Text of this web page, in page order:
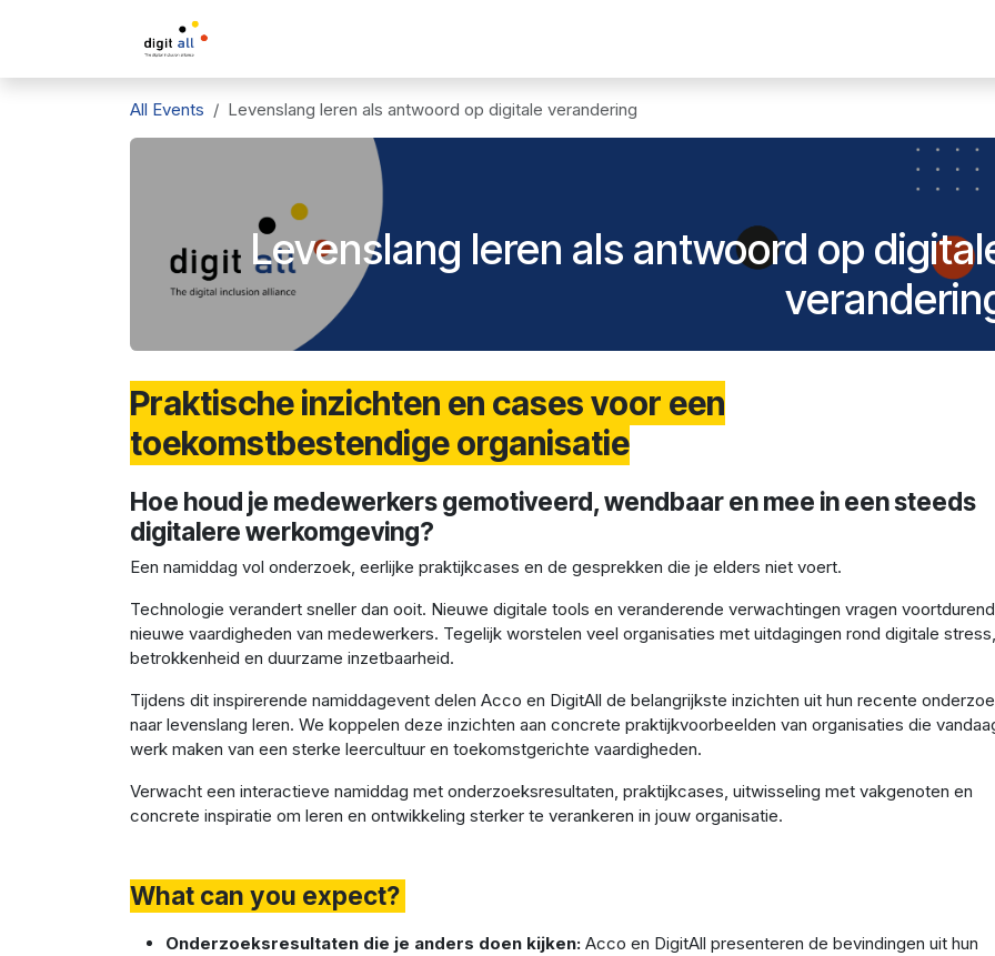
All Events Levenslang leren als antwoord op digitale verandering
Levenslang leren als antwoord op
Praktische inzichten en cases voor een
toekomstbestendige organisatie
Hoe houd je medewerkers gemotiveerd, wendbaar en mee in een steeds
digitalere werkomgeving?
Een namiddag vol onderzoek, eerlijke praktijkcases en de gesprekken die je elders niet voert.
Technologie verandert sneller dan ooit. Nieuwe digitale tools en veranderende verwachtingen vragen voortdurend
nieuwe vaardigheden van medewerkers. Tegelijk worstelen veel organisaties met uitdagingen rond digitale stress,
betrokkenheid en duurzame inzetbaarheid.
Tijdens dit inspirerende namiddagevent delen Acco en DigitAll de belangrijkste inzichten uit hun recente
naar levenslang leren. We koppelen deze inzichten aan concrete praktijkvoorbeelden van organisaties die
werk maken van een sterke leercultuur en toekomstgerichte vaardigheden.
Verwacht een interactieve namiddag met onderzoeksresultaten, praktijkcases, uitwisseling met vakgenoten en
concrete inspiratie om leren en ontwikkeling sterker te verankeren in jouw organisatie.
What can you expect?
Onderzoeksresultaten die je anders doen kijken: Acco en DigitAll presenteren de bevindingen uit hun